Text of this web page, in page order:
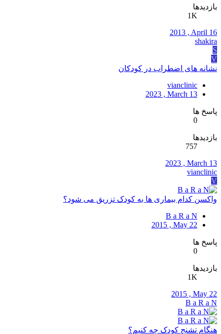
بازدیدها
1K
2013 , April 16
shakira
S
V
نشانه های اضطراب در کودکان
vianclinic
2023 , March 13
پاسخ ها
0
بازدیدها
757
2023 , March 13
vianclinic
V
واکسن کدام بیماری ها به کودک تزریق می شود؟
B a R a N
2015 , May 22
پاسخ ها
0
بازدیدها
1K
2015 , May 22
B a R a N
هنگام تشنج کودک چه کنیم؟